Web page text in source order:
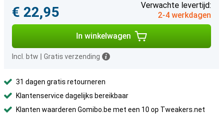
€ 22,95
Verwachte levertijd:
2-4 werkdagen
In winkelwagen
Incl. btw Gratis verzending
31 dagen gratis retourneren
Klantenservice dagelijks bereikbaar
Klanten waarderen Gomibo.be met een 10 op Tweakers.net